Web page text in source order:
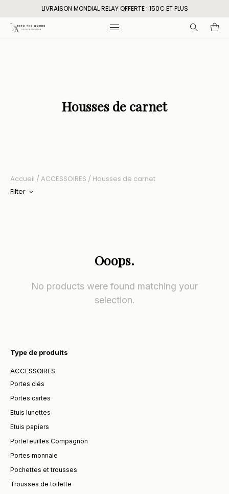
LIVRAISON MONDIAL RELAY OFFERTE : 150€ ET PLUS
Housses de carnet
Accueil / ACCESSOIRES / Housses de carnet
Filter
Ooops.
No products were found matching your
selection.
Type de produits
ACCESSOIRES
Portes clés
Portes cartes
Etuis lunettes
Etuis papiers
Portefeuilles Compagnon
Portes monnaie
Pochettes et trousses
Trousses de toilette